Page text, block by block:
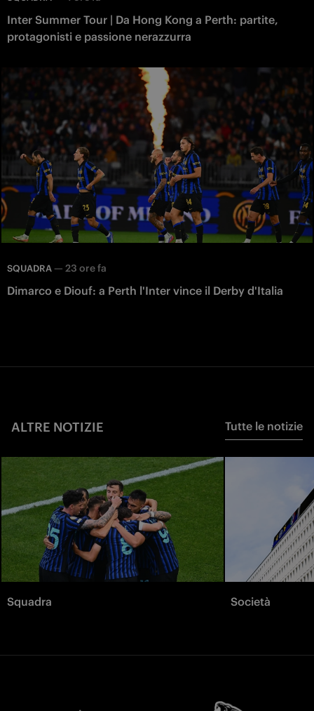
Inter Summer Tour | Da Hong Kong a Perth: partite,
protagonisti e passione nerazzurra
SQUADRA — 23 ore fa
Dimarco e Diouf: a Perth l'Inter vince il Derby d'Italia
ALTRE NOTIZIE Tutte le notizie
Squadra Società